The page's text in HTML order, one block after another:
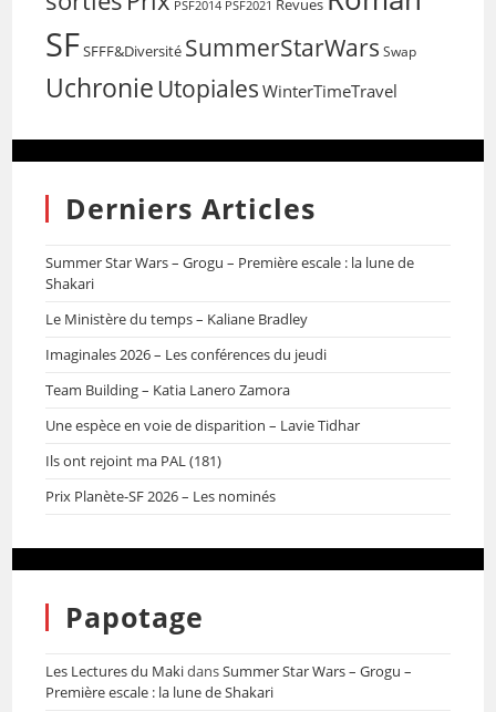
PSF2014 PSF2021 Revues
SFSFFF&Diversité SummerStarWars Swap
Uchronie Utopiales WinterTimeTravel
Derniers Articles
Summer Star Wars – Grogu – Première escale : la lune de
Shakari
Le Ministère du temps – Kaliane Bradley
Imaginales 2026 – Les conférences du jeudi
Team Building – Katia Lanero Zamora
Une espèce en voie de disparition – Lavie Tidhar
Ils ont rejoint ma PAL (181)
Prix Planète-SF 2026 – Les nominés
Papotage
Les Lectures du MakidansSummer Star Wars – Grogu –
Première escale : la lune de Shakari